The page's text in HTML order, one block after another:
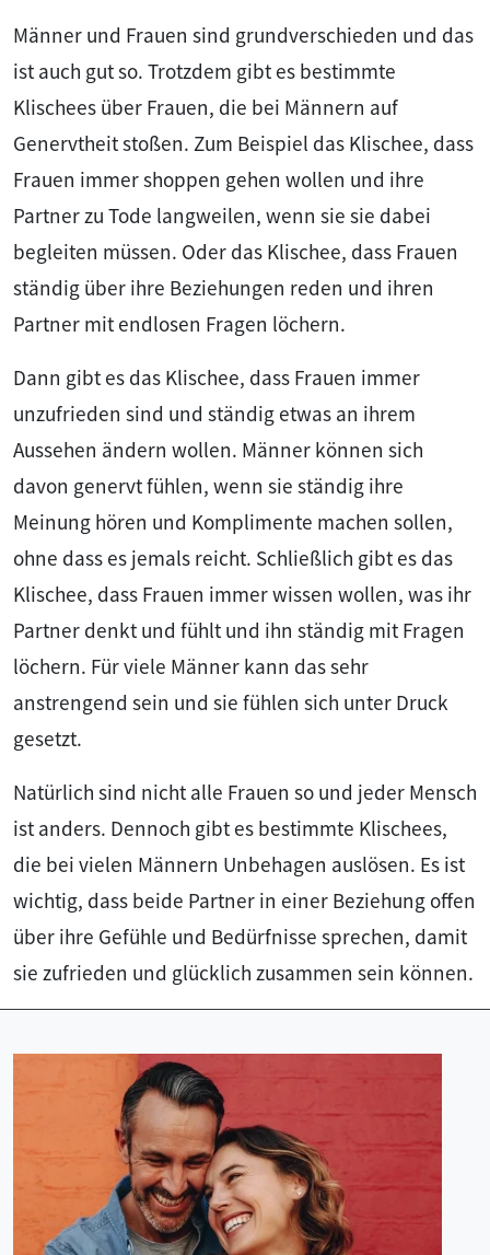
Männer und Frauen sind grundverschieden und das
ist auch gut so. Trotzdem gibt es bestimmte
Klischees über Frauen, die bei Männern auf
Genervtheit stoßen. Zum Beispiel das Klischee, dass
Frauen immer shoppen gehen wollen und ihre
Partner zu Tode langweilen, wenn sie sie dabei
begleiten müssen. Oder das Klischee, dass Frauen
ständig über ihre Beziehungen reden und ihren
Partner mit endlosen Fragen löchern.
Dann gibt es das Klischee, dass Frauen immer
unzufrieden sind und ständig etwas an ihrem
Aussehen ändern wollen. Männer können sich
davon genervt fühlen, wenn sie ständig ihre
Meinung hören und Komplimente machen sollen,
ohne dass es jemals reicht. Schließlich gibt es das
Klischee, dass Frauen immer wissen wollen, was ihr
Partner denkt und fühlt und ihn ständig mit Fragen
löchern. Für viele Männer kann das sehr
anstrengend sein und sie fühlen sich unter Druck
gesetzt.
Natürlich sind nicht alle Frauen so und jeder Mensch
ist anders. Dennoch gibt es bestimmte Klischees,
die bei vielen Männern Unbehagen auslösen. Es ist
wichtig, dass beide Partner in einer Beziehung offen
über ihre Gefühle und Bedürfnisse sprechen, damit
sie zufrieden und glücklich zusammen sein können.